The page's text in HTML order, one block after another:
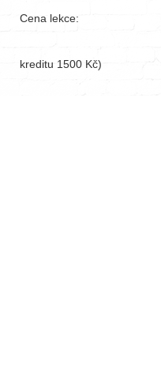
Cena lekce:
kreditu 1500 Kč)